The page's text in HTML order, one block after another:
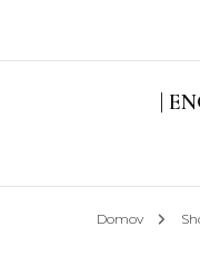
|
Domov